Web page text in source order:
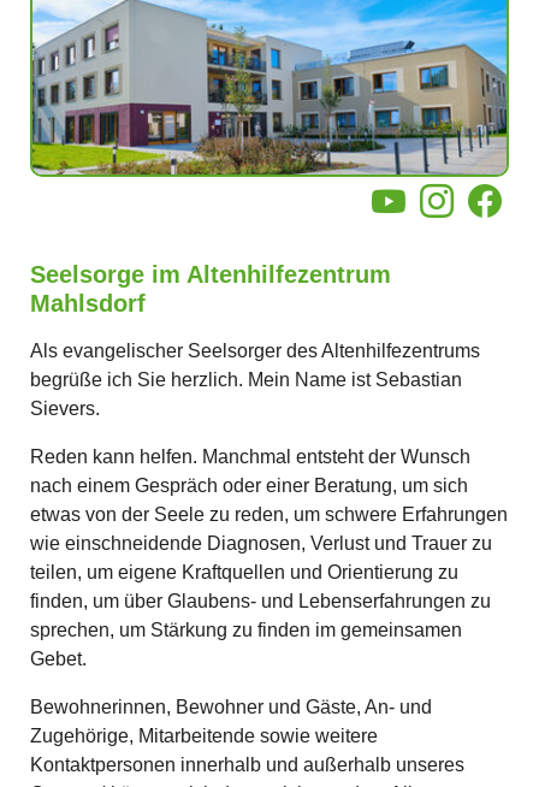
YouTubeInstagram
Seelsorge im Altenhilfezentrum
Mahlsdorf
Als evangelischer Seelsorger des Altenhilfezentrums
begrüße ich Sie herzlich. Mein Name ist Sebastian
Sievers.
Reden kann helfen. Manchmal entsteht der Wunsch
nach einem Gespräch oder einer Beratung, um sich
etwas von der Seele zu reden, um schwere Erfahrungen
wie einschneidende Diagnosen, Verlust und Trauer zu
teilen, um eigene Kraftquellen und Orientierung zu
finden, um über Glaubens- und Lebenserfahrungen zu
sprechen, um Stärkung zu finden im gemeinsamen
Gebet.
Bewohnerinnen, Bewohner und Gäste, An- und
Zugehörige, Mitarbeitende sowie weitere
Kontaktpersonen innerhalb und außerhalb unseres